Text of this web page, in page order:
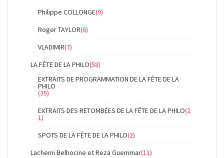
Philippe COLLONGE(9)
Roger TAYLOR(6)
VLADIMIR(7)
LA FÊTE DE LA PHILO(58)
EXTRAITS DE PROGRAMMATION DE LA FÊTE DE LA
PHILO
(35)
EXTRAITS DES RETOMBÉES DE LA FÊTE DE LA PHILO(2
1)
SPOTS DE LA FÊTE DE LA PHILO(2)
Lachemi Belhocine et Reza Guemmar(11)